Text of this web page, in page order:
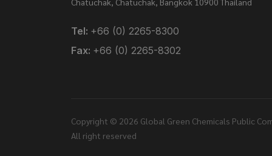
Tel: +66 (0) 2265-8300
Fax: +66 (0) 2265-8302
Copyright © 2026 Global Green Chemicals Public
All right reserved